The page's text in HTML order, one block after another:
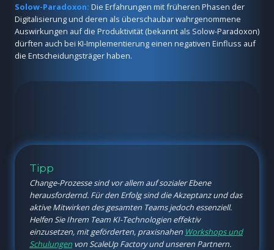
Solow-Paradoxon: Die Erfahrungen mit früheren Phasen der
Digitalisierung und deren als überschaubar wahrgenommene
Auswirkungen auf die Produktivität (bekannt als Solow-Paradoxon)
dürften auch bei KI-Implementierung einen negativen Einfluss auf
die Entscheidungsträger haben.
Tipp
Change-Prozesse sind vor allem auf sozialer Ebene
herausfordernd. Für den Erfolg sind die Akzeptanz und das
aktive Mitwirken des gesamten Teams jedoch essenziell.
Helfen Sie Ihrem Team KI-Technologien effektiv
einzusetzen, mit geförderten, praxisnahen Workshops und
Schulungen von ScaleUp Factory und unseren Partnern.